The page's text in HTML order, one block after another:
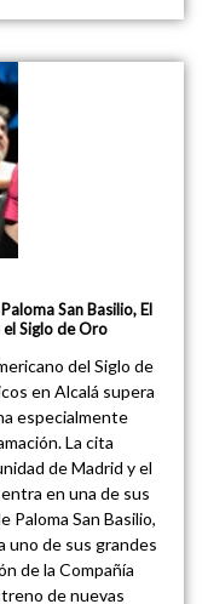
San Basilio, El
el Siglo de Oro
del Siglo de
en Alcalá supera
especialmente
La cita
de Madrid y el
en una de sus
Paloma San Basilio,
uno de sus grandes
de la Compañía
de nuevas